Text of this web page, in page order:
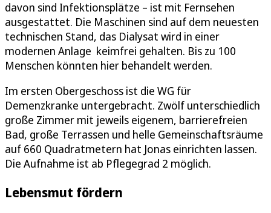
davon sind Infektionsplätze – ist mit Fernsehen
ausgestattet. Die Maschinen sind auf dem neuesten
technischen Stand, das Dialysat wird in einer
modernen Anlage keimfrei gehalten. Bis zu 100
Menschen könnten hier behandelt werden.
Im ersten Obergeschoss ist die WG für
Demenzkranke untergebracht. Zwölf unterschiedlich
große Zimmer mit jeweils eigenem, barrierefreien
Bad, große Terrassen und helle Gemeinschaftsräume
auf 660 Quadratmetern hat Jonas einrichten lassen.
Die Aufnahme ist ab Pflegegrad 2 möglich.
Lebensmut fördern